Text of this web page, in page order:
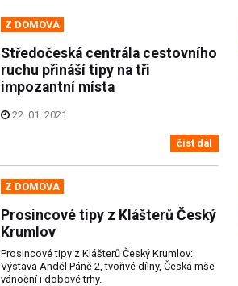
Z DOMOVA
Středočeská centrála cestovního
ruchu přináší tipy na tři
impozantní místa
22. 01. 2021
číst dál
Z DOMOVA
Prosincové tipy z Klášterů Český
Krumlov
Prosincové tipy z Klášterů Český Krumlov:
Výstava Anděl Páně 2, tvořivé dílny, Česká mše
vánoční i dobové trhy.